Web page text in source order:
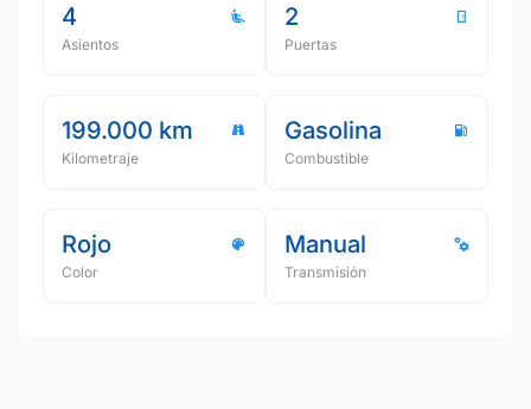
4
Asientos
2
Puertas
199.000 km
Kilometraje
Gasolina
Combustible
Rojo
Color
Manual
Transmisión